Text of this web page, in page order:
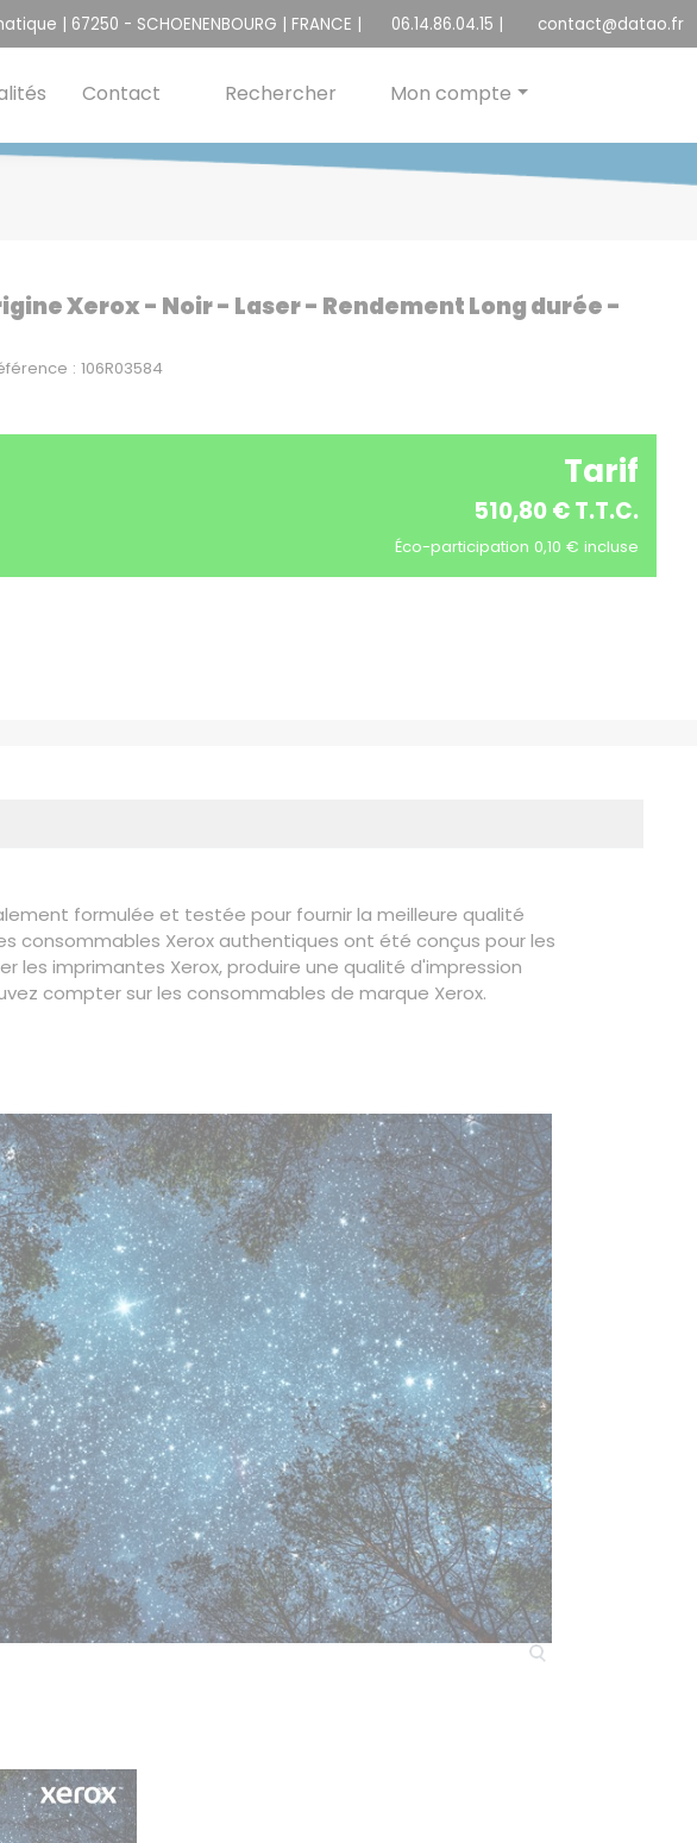
| 67250 - SCHOENENBOURG | FRANCE | 06.14.86.04.15 | contact@datao.fr
Contact Rechercher Mon compte
Xerox - Noir - Laser - Rendement Long durée -
: 106R03584
Tarif
510,80 € T.T.C.
Éco-participation 0,10 € incluse
formulée et testée pour fournir la meilleure qualité
consommables Xerox authentiques ont été conçus pour les
les imprimantes Xerox, produire une qualité d'impression
compter sur les consommables de marque Xerox.